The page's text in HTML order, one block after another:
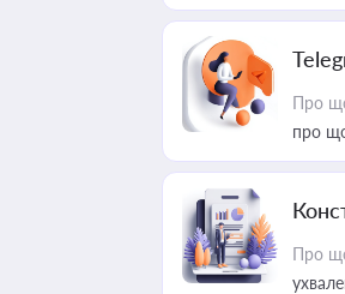
Про
про
Про